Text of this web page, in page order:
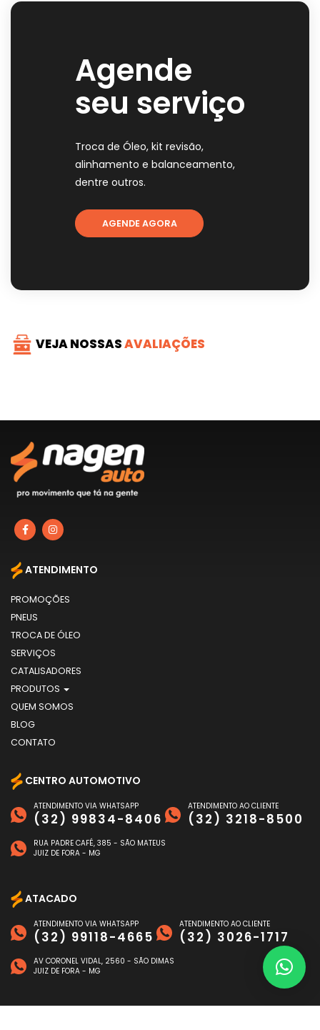
Agende
seu serviço
Troca de Óleo, kit revisão,
alinhamento e balanceamento,
dentre outros.
AGENDE AGORA
VEJA NOSSASAVALIAÇÕES
ATENDIMENTO
PROMOÇÕES
PNEUS
TROCA DE ÓLEO
SERVIÇOS
CATALISADORES
PRODUTOS
QUEM SOMOS
BLOG
CONTATO
CENTRO AUTOMOTIVO
ATENDIMENTO VIA WHATSAPP
(32) 99834-8406
ATENDIMENTO AO CLIENTE
(32) 3218-8500
RUA PADRE CAFÉ, 385 - SÃO MATEUS
JUIZ DE FORA - MG
ATACADO
ATENDIMENTO VIA WHATSAPP
(32) 99118-4665
ATENDIMENTO AO CLIENTE
(32) 3026-1717
AV CORONEL VIDAL, 2560 - SÃO DIMAS
JUIZ DE FORA - MG